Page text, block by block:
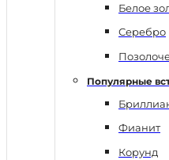
Белое
Серебро
Популярные
Фианит
Корунд